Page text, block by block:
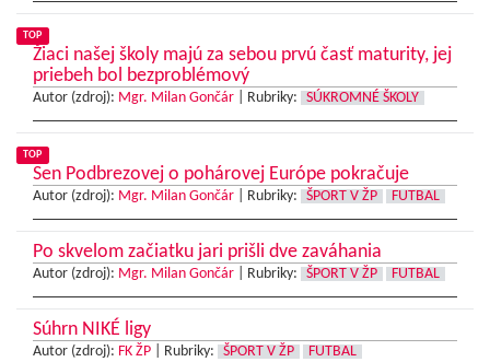
TOP
Žiaci našej školy majú za sebou prvú časť maturity, jej
priebeh bol bezproblémový
Autor (zdroj): Mgr. Milan Gončár Rubriky: SÚKROMNÉ ŠKOLY
TOP
Sen Podbrezovej o pohárovej Európe pokračuje
Autor (zdroj): Mgr. Milan Gončár Rubriky: ŠPORT V ŽP FUTBAL
Po skvelom začiatku jari prišli dve zaváhania
Autor (zdroj): Mgr. Milan Gončár Rubriky: ŠPORT V ŽP FUTBAL
Súhrn NIKÉ ligy
Autor (zdroj): FK ŽP Rubriky: ŠPORT V ŽP FUTBAL